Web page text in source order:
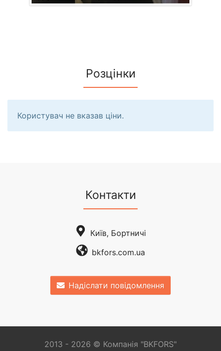
Розцінки
Користувач не вказав ціни.
Контакти
Київ, Бортничі
bkfors.com.ua
Надіслати повідомлення
2013 - 2026 © Компанія "BKFORS"